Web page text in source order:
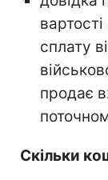
сплату
продає
Скільки